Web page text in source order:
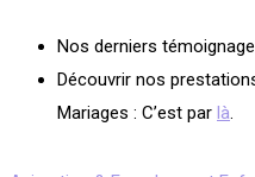
Nos derniers
Découvrir nos
Mariages : C’est par là.